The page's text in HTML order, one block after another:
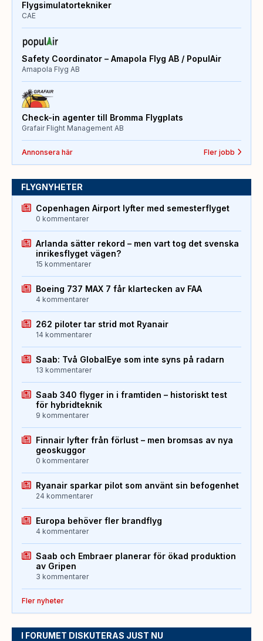
Flygsimulatortekniker
CAE
Safety Coordinator – Amapola Flyg AB / PopulAir
Amapola Flyg AB
Check-in agenter till Bromma Flygplats
Grafair Flight Management AB
Annonsera här Fler jobb
FLYGNYHETER
Copenhagen Airport lyfter med semesterflyget
0 kommentarer
Arlanda sätter rekord – men vart tog det svenska
inrikesflyget vägen?
15 kommentarer
Boeing 737 MAX 7 får klartecken av FAA
4 kommentarer
262 piloter tar strid mot Ryanair
14 kommentarer
Saab: Två GlobalEye som inte syns på radarn
13 kommentarer
Saab 340 flyger in i framtiden – historiskt test
för hybridteknik
9 kommentarer
Finnair lyfter från förlust – men bromsas av nya
geoskuggor
0 kommentarer
Ryanair sparkar pilot som använt sin befogenhet
24 kommentarer
Europa behöver fler brandflyg
4 kommentarer
Saab och Embraer planerar för ökad produktion
av Gripen
3 kommentarer
Fler nyheter
I FORUMET DISKUTERAS JUST NU